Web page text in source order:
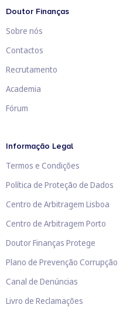
Doutor Finanças
Sobre nós
Contactos
Recrutamento
Academia
Fórum
Informação Legal
Termos e Condições
Política de Proteção de Dados
Centro de Arbitragem Lisboa
Centro de Arbitragem Porto
Doutor Finanças Protege
Plano de Prevenção Corrupção
Canal de Denúncias
Livro de Reclamações